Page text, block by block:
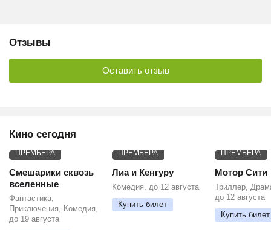
Отзывы
Оставить отзыв
Кино сегодня
ПРЕМЬЕРА
Смешарики сквозь
вселенные
Фантастика,
Приключения, Комедия,
до 19 августа
ПРЕМЬЕРА
Лиа и Кенгуру
Комедия, до 12 августа
Купить билет
ПРЕМЬЕРА
Мотор Сити
Триллер,
до 12 августа
Купить билет